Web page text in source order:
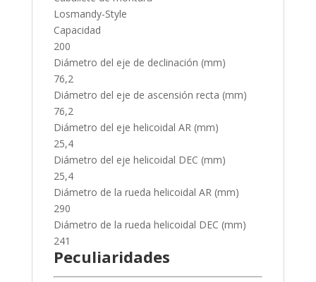
Losmandy-Style
Capacidad
200
Diámetro del eje de declinación (mm)
76,2
Diámetro del eje de ascensión recta (mm)
76,2
Diámetro del eje helicoidal AR (mm)
25,4
Diámetro del eje helicoidal DEC (mm)
25,4
Diámetro de la rueda helicoidal AR (mm)
290
Diámetro de la rueda helicoidal DEC (mm)
241
Peculiaridades